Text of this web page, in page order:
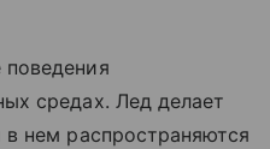
средах. Лед делает
нем распространяются